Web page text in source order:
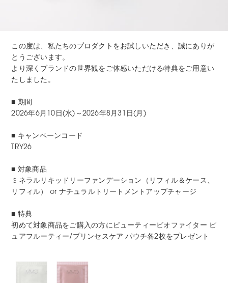
この度は、私たちのプロダクトをお試しいただき、誠にありが
とうございます。
より深くブランドの世界観をご体感いただける特典をご用意い
たしました。
■ 期間
2026年6月10日(水)～2026年8月31日(月)
■ キャンペーンコード
TRY26
■ 対象商品
ミネラルリキッドリーファンデーション（リフィル＆ケース、
リフィル） or ナチュラルトリートメントアップチャージ
■ 特典
初めて対象商品をご購入の方にビューティービオファイター ピ
ュアフルーティー/プリンセスケア パウチ各2枚をプレゼント